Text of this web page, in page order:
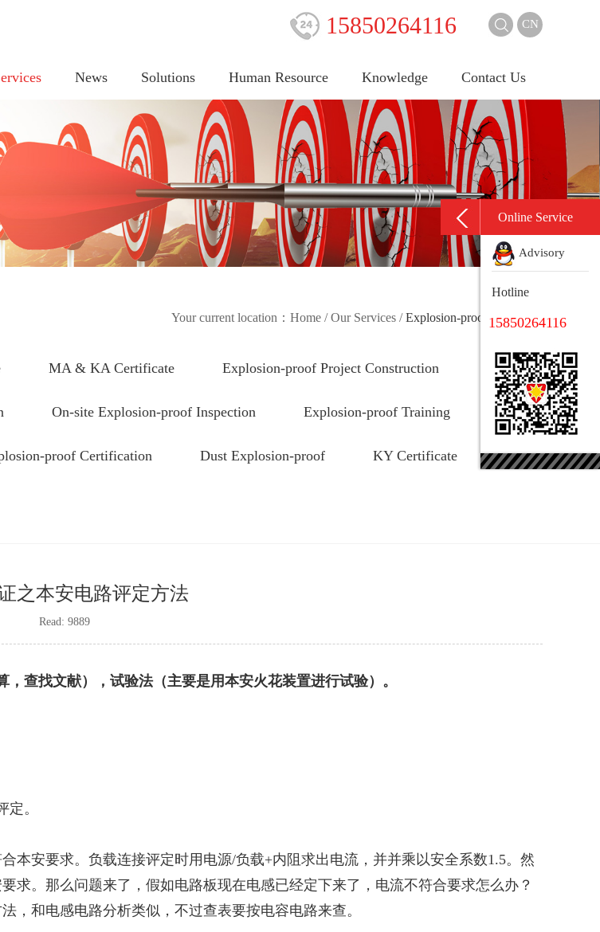
15850264116 CN
News Solutions Human Resource Knowledge Contact Us
Your current location： Home /Our Services /Explosion-proof Certificate
MA & KA Certificate Explosion-proof Project Construction
On-site Explosion-proof Inspection Explosion-proof Training
proof Certification Dust Explosion-proof KY Certificate
之本安电路评定方法
Read: 9889
查找文献），试验法（主要是用本安火花装置进行试验）。
。
本安要求。负载连接评定时用电源/负载+内阻求出电流，并并乘以安全系数1.5。然
求。那么问题来了，假如电路板现在电感已经定下来了，电流不符合要求怎么办？
，和电感电路分析类似，不过查表要按电容电路来查。
Online Service
Advisory
Hotline
15850264116